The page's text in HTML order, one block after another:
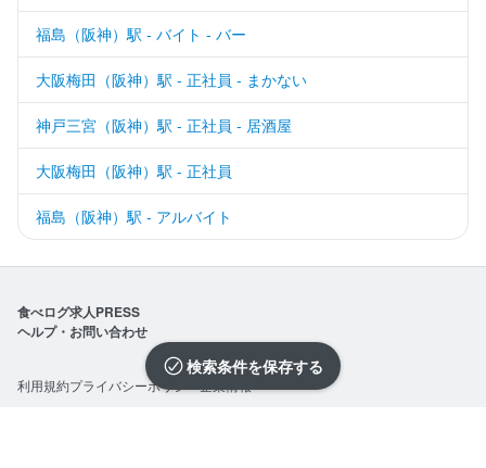
検索条件を保存
福島（阪神）駅 - バイト - バー
大阪梅田（阪神）駅 - 正社員 - まかない
神戸三宮（阪神）駅 - 正社員 - 居酒屋
大阪梅田（阪神）駅 - 正社員
福島（阪神）駅 - アルバイト
食べログ求人PRESS
ヘルプ・お問い合わせ
利用規約プライバシーポリシー